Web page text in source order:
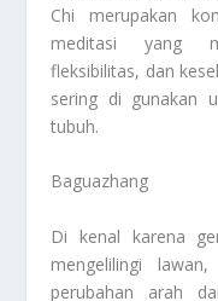
Chi merupakan
meditasi yang
fleksibilitas, dan
sering di gunakan
tubuh.
Baguazhang
Di kenal karena
mengelilingi
perubahan arah